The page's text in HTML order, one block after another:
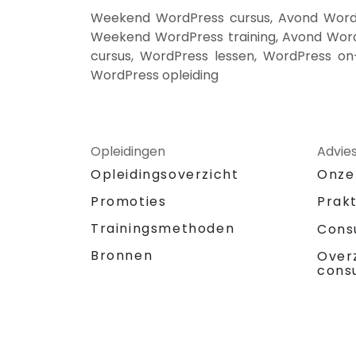
Weekend WordPress cursus, Avond
Weekend WordPress training, Avond
cursus, WordPress lessen, WordPress
WordPress opleiding
Opleidingen
Opleidingsoverzicht
Promoties
Trainingsmethoden
Bronnen
Advies